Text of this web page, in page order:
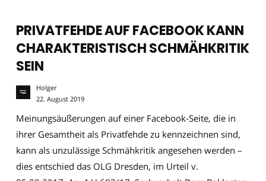
PRIVATFEHDE AUF FACEBOOK KANN
CHARAKTERISTISCH SCHMÄHKRITIK
SEIN
Holger
22. August 2019
Meinungsäußerungen auf einer Facebook-Seite, die in
ihrer Gesamtheit als Privatfehde zu kennzeichnen sind,
kann als unzulässige Schmähkritik angesehen werden –
dies entschied das OLG Dresden, im Urteil v.